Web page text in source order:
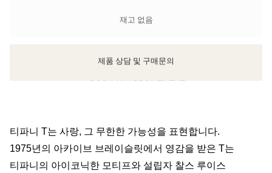
재고 없음
클라이언트 어드바이저에게 문의하거나 예약하세요
제품 상담 및 구매문의
티파니 T는 사랑, 그 무한한 가능성을 표현합니다.
1975년의 아카이브 브레이슬릿에서 영감을 받은 T는
티파니의 아이코닉한 모티프와 설립자 찰스 루이스